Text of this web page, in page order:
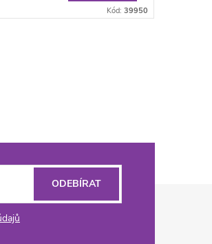
Kód: 39950
ODEBÍRAT